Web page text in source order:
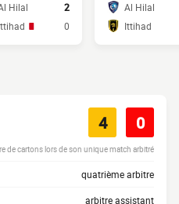
Hilal
2
0
Al Hilal
Ittihad
4 0
de cartons lors de son unique match arbitré
quatrième arbitre
arbitre assistant